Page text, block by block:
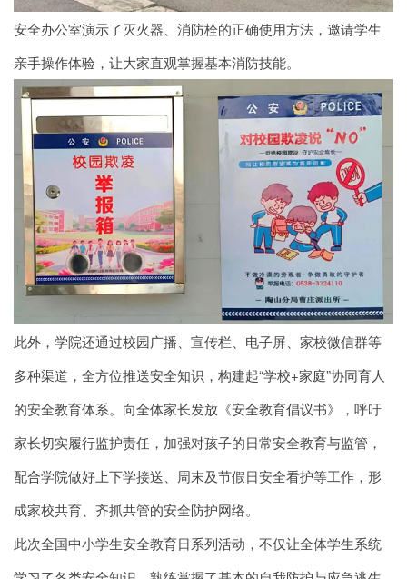
安全办公室演示了灭火器、消防栓的正确使用方法，邀请学生
亲手操作体验，让大家直观掌握基本消防技能。
此外，学院还通过校园广播、宣传栏、电子屏、家校微信群等
多种渠道，全方位推送安全知识，构建起“学校+家庭”协同育人
的安全教育体系。向全体家长发放《安全教育倡议书》，呼吁
家长切实履行监护责任，加强对孩子的日常安全教育与监管，
配合学院做好上下学接送、周末及节假日安全看护等工作，形
成家校共育、齐抓共管的安全防护网络。
此次全国中小学生安全教育日系列活动，不仅让全体学生系统